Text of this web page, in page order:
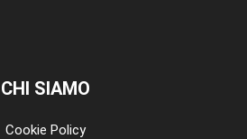
CHI SIAMO
Cookie Policy